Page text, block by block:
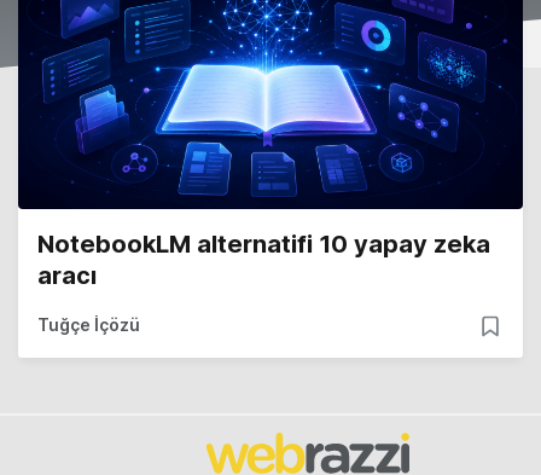
NotebookLM alternatifi 10 yapay zeka
aracı
Tuğçe İçözü